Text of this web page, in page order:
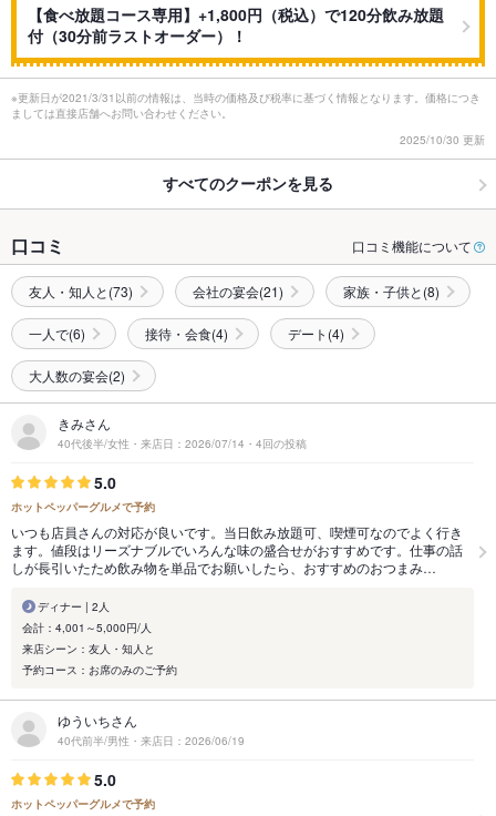
【食べ放題コース専用】+1,800円（税込）で120分飲み放題
付（30分前ラストオーダー）！
※更新日が2021/3/31以前の情報は、当時の価格及び税率に基づく情報となります。価格につき
ましては直接店舗へお問い合わせください。
2025/10/30 更新
すべてのクーポンを見る
口コミ 口コミ機能について
友人・知人と(73) 会社の宴会(21) 家族・子供と(8)
一人で(6) 接待・会食(4) デート(4)
大人数の宴会(2)
きみさん
40代後半/女性・来店日：2026/07/14・4回の投稿
5.0
ホットペッパーグルメで予約
いつも店員さんの対応が良いです。当日飲み放題可、喫煙可なのでよく行き
ます。値段はリーズナブルでいろんな味の盛合せがおすすめです。仕事の話
しが長引いたため飲み物を単品でお願いしたら、おすすめのおつまみ…
ディナー | 2人
会計：4,001～5,000円/人
来店シーン：友人・知人と
予約コース：お席のみのご予約
ゆういちさん
40代前半/男性・来店日：2026/06/19
5.0
ホットペッパーグルメで予約